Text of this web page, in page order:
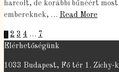
harcolt, de korábbi bűnéért
embereknek, … Read More
Bejegyzések
lapozása
1 2 3 4 … 7
Elérhetőségünk
1033 Budapest, Fő tér 1. Zichy-